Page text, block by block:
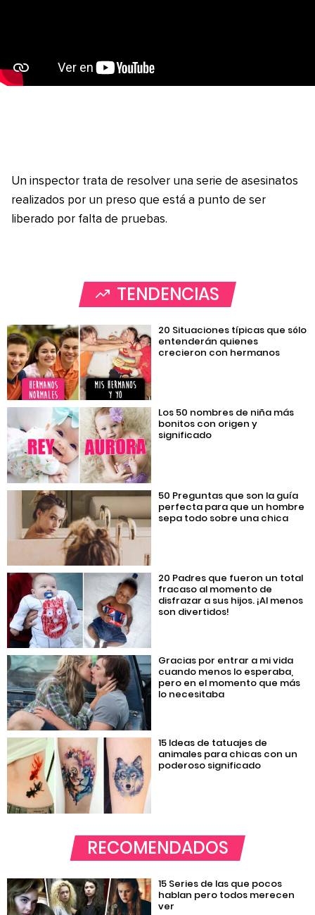
Un inspector trata de resolver una serie de asesinatos
realizados por un preso que está a punto de ser
liberado por falta de pruebas.
TENDENCIAS
20 Situaciones típicas que sólo
entenderán quienes
crecieron con hermanos
Los 50 nombres de niña más
bonitos con origen y
significado
50 Preguntas que son la guía
perfecta para que un hombre
sepa todo sobre una chica
20 Padres que fueron un total
fracaso al momento de
disfrazar a sus hijos. ¡Al menos
son divertidos!
Gracias por entrar a mi vida
cuando menos lo esperaba,
pero en el momento que más
lo necesitaba
15 Ideas de tatuajes de
animales para chicas con un
poderoso significado
RECOMENDADOS
15 Series de las que pocos
hablan pero todos merecen
ver